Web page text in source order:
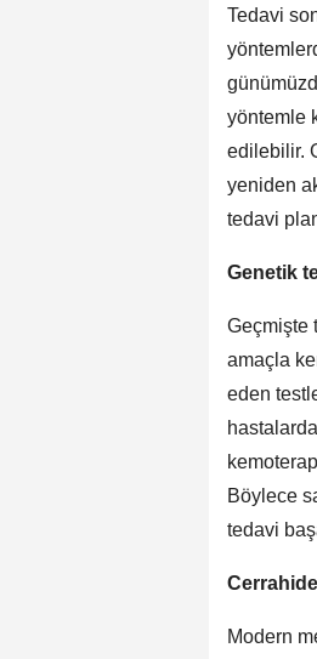
Tedavi
yöntemle
edilebilir.
yeniden
tedavi
Genetik
Geçmişte
amaçla
eden
Böylece
tedavi
Modern